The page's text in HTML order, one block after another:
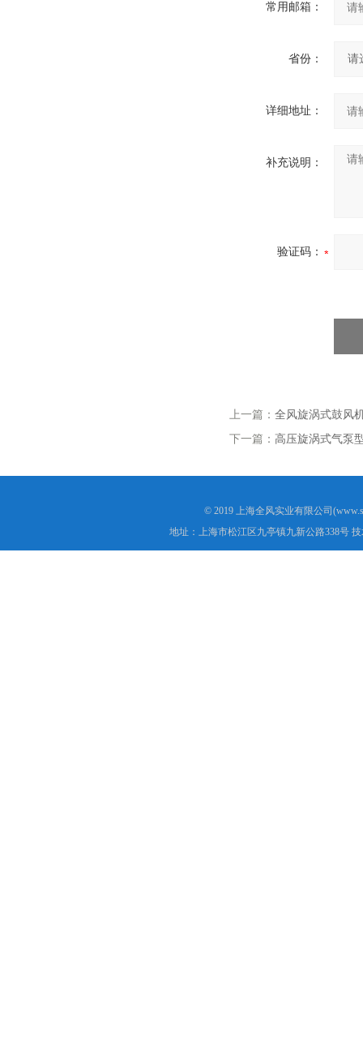
常用邮箱：
省份：
详细地址：
补充说明：
验证码：
上一篇： 全风旋涡式鼓风
下一篇： 高压旋涡式气泵
© 2019 上海全风实业有限公司
地址：上海市松江区九亭镇九新公路338号